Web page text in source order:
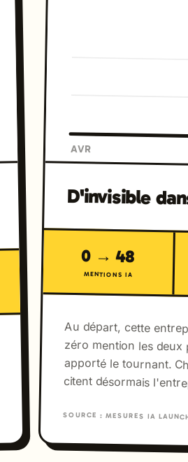
AVR
D'invisible
0 → 48
MENTIONS IA
Au départ, cette
zéro mention les
apporté le tournant.
citent désormais
SOURCE : MESURES IA